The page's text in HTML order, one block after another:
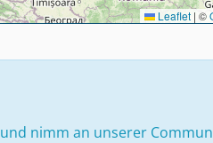
Leaflet | ©
und nimm an unserer